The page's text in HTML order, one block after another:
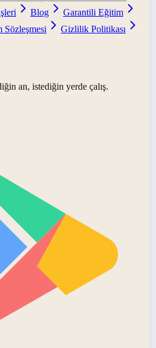
Blog
Garantili Eğitim
Sözleşmesi
Gizlilik Politikası
an, istediğin yerde çalış.